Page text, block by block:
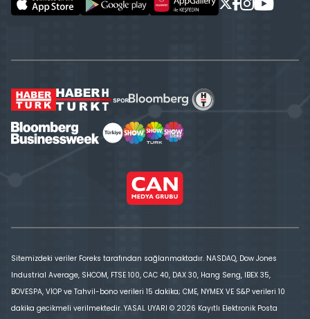
Sitemizdeki veriler Foreks tarafından sağlanmaktadır. NASDAQ, Dow Jones
Industrial Average, SHCOM, FTSE 100, CAC 40, DAX 30, Hang Seng, IBEX 35,
BOVESPA, VİOP ve Tahvil-bono verileri 15 dakika; CME, NYMEX VE S&P verileri 10
dakika gecikmeli verilmektedir. YASAL UYARI © 2026 Kayıtlı Elektronik Posta